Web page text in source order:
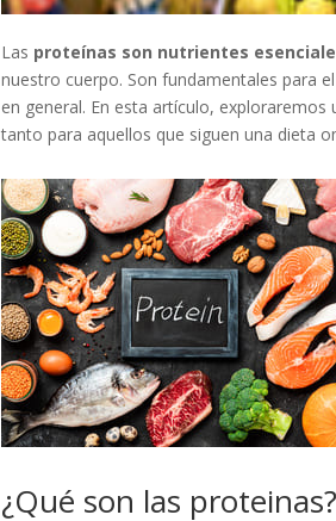
Las proteínas son nutrientes
nuestro cuerpo. Son fundamentales para
en general. En esta artículo, exploraremos
tanto para aquellos que siguen una dieta
¿Qué son las proteinas?